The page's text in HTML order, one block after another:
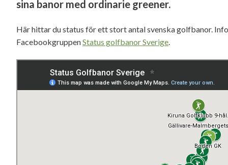
sina banor med ordinarie greener.
Här hittar du status för ett stort antal svenska golfbanor.
FacebookgruppenStatus golfbanor Sverige